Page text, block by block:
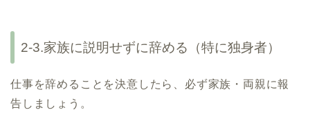
2-3.家族に説明せずに辞める（特に独身者）
仕事を辞めることを決意したら、必ず家族・両親に報
告しましょう。